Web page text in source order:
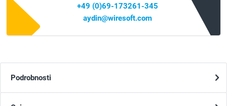
+49 (0)69-173261-345
aydin@wiresoft.com
Podrobnosti